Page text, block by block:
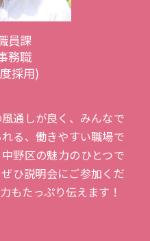
員課
務職
採用)
通しが良く、みんなで
る、働きやすい職場で
野区の魅力のひとつで
ひ説明会にご参加くだ
もたっぷり伝えます！